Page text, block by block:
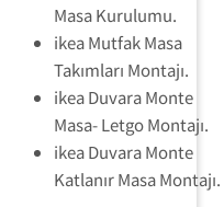
Masa Kurulumu.
ikea Mutfak Masa
Takımları Montajı.
ikea Duvara Monte
Masa- Letgo Montajı.
ikea Duvara Monte
Katlanır Masa Montajı.